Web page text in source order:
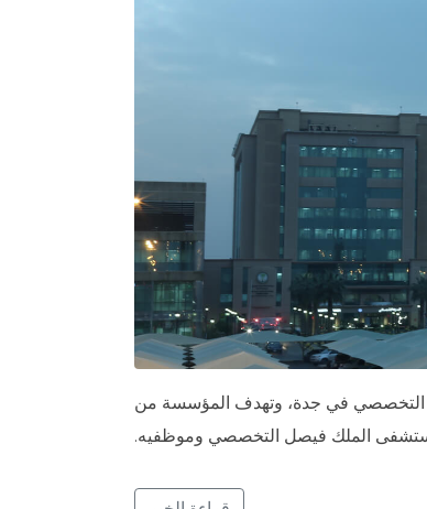
التخصصي في جدة، وتهدف المؤسسة من
مستشفى الملك فيصل التخصصي وموظفيه.